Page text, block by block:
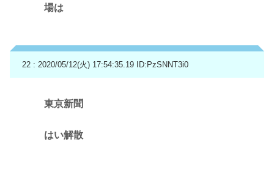
場は
22 : 2020/05/12(火) 17:54:35.19 ID:PzSNNT3i0
東京新聞
はい解散